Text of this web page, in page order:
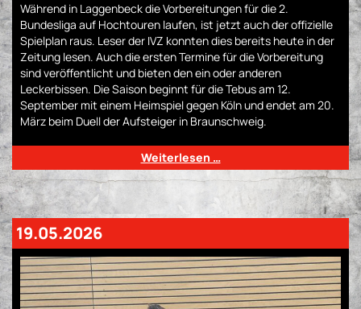
Während in Laggenbeck die Vorbereitungen für die 2.
Bundesliga auf Hochtouren laufen, ist jetzt auch der offizielle
Spielplan raus. Leser der IVZ konnten dies bereits heute in der
Zeitung lesen. Auch die ersten Termine für die Vorbereitung
sind veröffentlicht und bieten den ein oder anderen
Leckerbissen. Die Saison beginnt für die Tebus am 12.
September mit einem Heimspiel gegen Köln und endet am 20.
März beim Duell der Aufsteiger in Braunschweig.
Weiterlesen …
19.05.2026